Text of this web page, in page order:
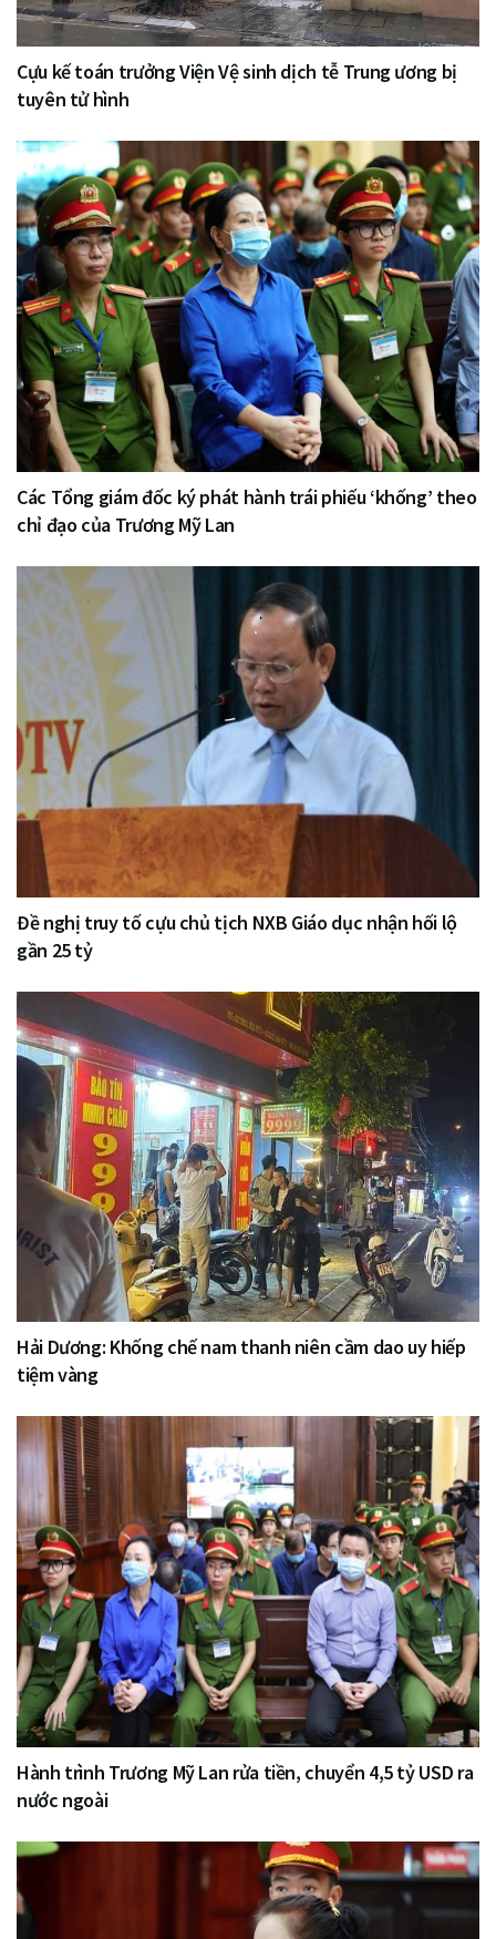
Cựu kế toán trưởng Viện Vệ sinh dịch tễ Trung ương bị
tuyên tử hình
Các Tổng giám đốc ký phát hành trái phiếu ‘khống’ theo
chỉ đạo của Trương Mỹ Lan
Đề nghị truy tố cựu chủ tịch NXB Giáo dục nhận hối lộ
gần 25 tỷ
Hải Dương: Khống chế nam thanh niên cầm dao uy hiếp
tiệm vàng
Hành trình Trương Mỹ Lan rửa tiền, chuyển 4,5 tỷ USD ra
nước ngoài